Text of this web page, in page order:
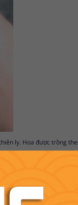
ly. Hoa được trồng
món ăn không những